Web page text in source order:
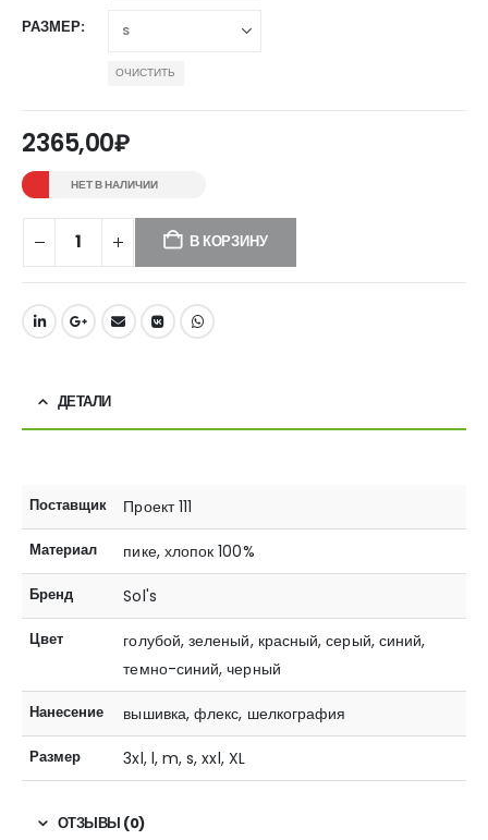
РАЗМЕР
ОЧИСТИТЬ
2365,00₽
НЕТ В НАЛИЧИИ
В КОРЗИНУ
ДЕТАЛИ
Поставщик Проект 111
Материал пике, хлопок 100%
Бренд Sol's
Цвет
голубой, зеленый, красный, серый, синий,
темно-синий, черный
Нанесение вышивка, флекс, шелкография
Размер 3xl, l, m, s, xxl, XL
ОТЗЫВЫ (0)